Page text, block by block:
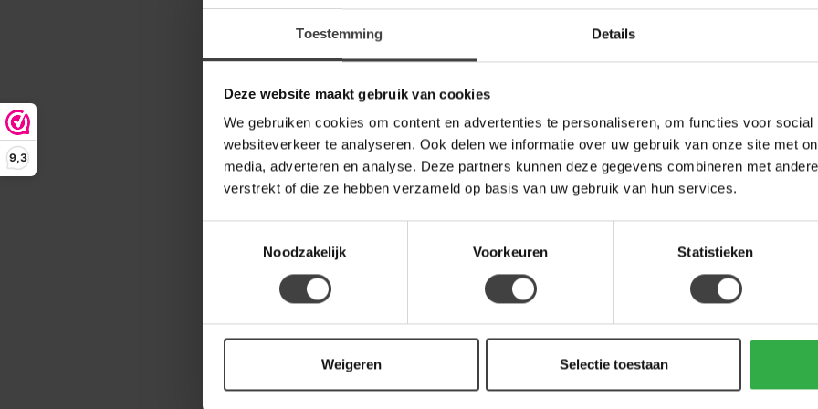
Toestemming Details
Deze website maakt gebruik van cookies
We gebruiken cookies om content en advertenties te personaliseren, om functies voor social
websiteverkeer te analyseren. Ook delen we informatie over uw gebruik van onze site met
media, adverteren en analyse. Deze partners kunnen deze gegevens combineren met
verstrekt of die ze hebben verzameld op basis van uw gebruik van hun services.
Noodzakelijk
Voorkeuren Statistieken
Weigeren Selectie toestaan
9,3
-27%
BENOA
deurs mango
Een stoer en warm dressoir
profielen. Deze kast heeft ...
599,00 439,00
-33%
BENOA
Ruimtewinner! Voor deze
plek. Ideaal als laptoptafel ...
89,00 59,95
met